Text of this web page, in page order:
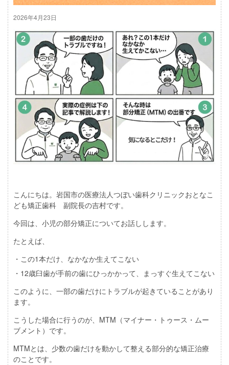
2026年4月23日
こんにちは。岩国市の医療法人つぼい歯科クリニックおとなこ
ども矯正歯科 副院長の吉村です。
今回は、小児の部分矯正についてお話しします。
たとえば、
・この1本だけ、なかなか生えてこない
・12歳臼歯が手前の歯にひっかかって、まっすぐ生えてこない
このように、一部の歯だけにトラブルが起きていることがあり
ます。
こうした場合に行うのが、 MTM（マイナー・トゥース・ムー
ブメント） です。
MTMとは、少数の歯だけを動かして整える部分的な矯正治療
のことです。